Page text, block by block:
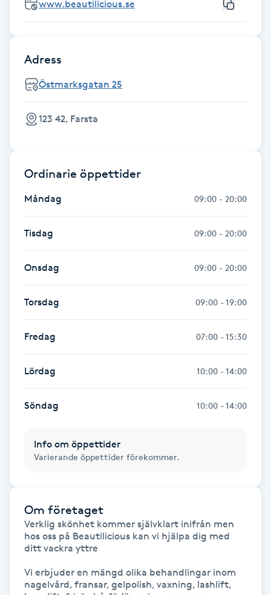
Fotsvamp
Fransar
Fransborttagning
Fransfärgning
Fransförlängning
Fransförlängning Megavolym
Fransförlängning Volym
Fransk manikyr
Fransrengöring
Funktionsanalys
Färgning
Föning
www.beautilicious.se
Adress
Östmarksgatan 25
123 42, Farsta
Ordinarie öppettider
Måndag 09:00 - 20:00
Tisdag 09:00 - 20:00
Onsdag 09:00 - 20:00
Torsdag 09:00 - 19:00
Fredag 07:00 - 15:30
Lördag 10:00 - 14:00
Söndag 10:00 - 14:00
Info om öppettider
Varierande öppettider förekommer.
Om företaget
Verklig skönhet kommer självklart inifrån men
hos oss på Beautilicious kan vi hjälpa dig med
ditt vackra yttre
Vi erbjuder en mängd olika behandlingar inom
nagelvård, fransar, gelpolish, vaxning, lashlift,